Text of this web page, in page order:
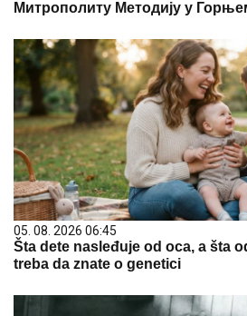
Митрополиту Методију у
05. 08. 2026 06:45
Šta dete nasleđuje od oca, a šta
treba da znate o genetici